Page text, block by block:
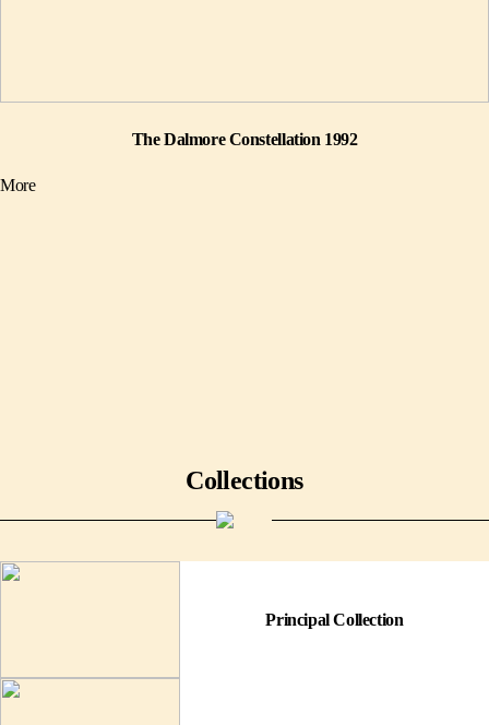
The Dalmore Constellation 1992
More
Collections
Principal Collection